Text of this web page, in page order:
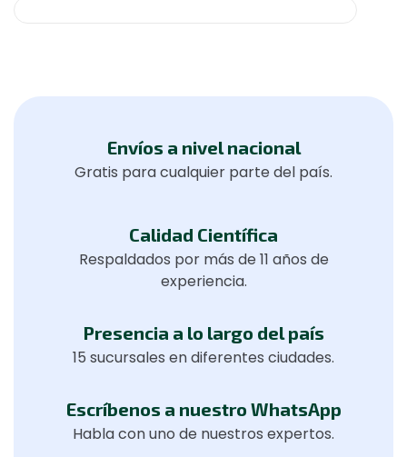
Envíos a nivel nacional
Gratis para cualquier parte del país.
Calidad Científica
Respaldados por más de 11 años de
experiencia.
Presencia a lo largo del país
15 sucursales en diferentes ciudades.
Escríbenos a nuestro WhatsApp
Habla con uno de nuestros expertos.